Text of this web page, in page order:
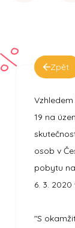
Zpět
19 na
osob v
pobytu
6. 3.
"S